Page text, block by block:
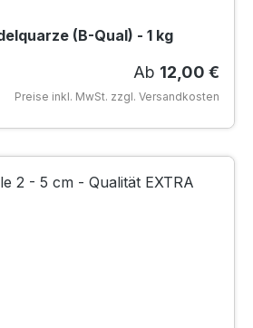
(B-Qual) - 1 kg
Regulärer
Ab 12,00 €
Preise inkl. MwSt. zzgl. Versandkosten